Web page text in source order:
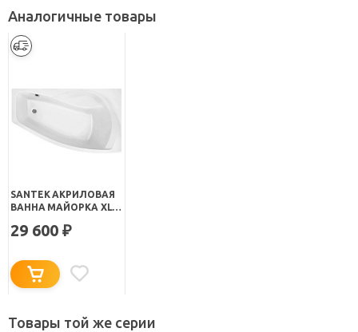
Аналогичные товары
SANTEK АКРИЛОВАЯ
ВАННА МАЙОРКА XL
29 600 ₽
Товары той же серии